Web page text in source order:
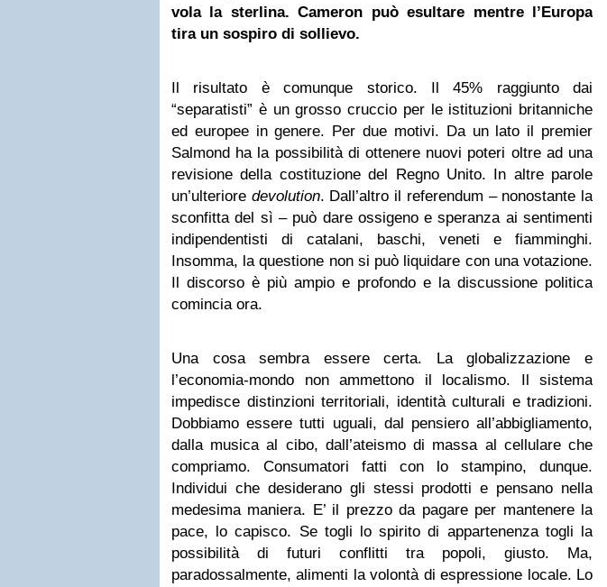
vola la sterlina. Cameron può esultare mentre l’Europa
tira un sospiro di sollievo.
Il risultato è comunque storico. Il 45% raggiunto dai
“separatisti” è un grosso cruccio per le istituzioni britanniche
ed europee in genere. Per due motivi. Da un lato il premier
Salmond ha la possibilità di ottenere nuovi poteri oltre ad una
revisione della costituzione del Regno Unito. In altre parole
un’ulteriore devolution. Dall’altro il referendum – nonostante la
sconfitta del sì – può dare ossigeno e speranza ai sentimenti
indipendentisti di catalani, baschi, veneti e fiamminghi.
Insomma, la questione non si può liquidare con una votazione.
Il discorso è più ampio e profondo e la discussione politica
comincia ora.
Una cosa sembra essere certa. La globalizzazione e
l’economia-mondo non ammettono il localismo. Il sistema
impedisce distinzioni territoriali, identità culturali e tradizioni.
Dobbiamo essere tutti uguali, dal pensiero all’abbigliamento,
dalla musica al cibo, dall’ateismo di massa al cellulare che
compriamo. Consumatori fatti con lo stampino, dunque.
Individui che desiderano gli stessi prodotti e pensano nella
medesima maniera. E’ il prezzo da pagare per mantenere la
pace, lo capisco. Se togli lo spirito di appartenenza togli la
possibilità di futuri conflitti tra popoli, giusto. Ma,
paradossalmente, alimenti la volontà di espressione locale. Lo